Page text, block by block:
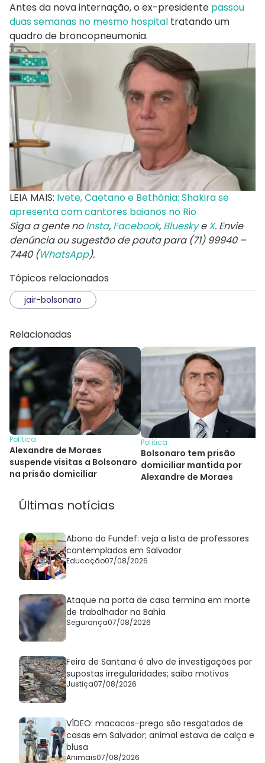
Antes da nova internação, o ex-presidente passou
duas semanas no mesmo hospital tratando um
quadro de broncopneumonia.
LEIA MAIS: Ivete, Caetano e Bethânia: Shakira se
apresenta com cantores baianos no Rio
Siga a gente noInsta, Facebook, BlueskyeX. Envie
denúncia ou sugestão de pauta para (71) 99940 –
7440 (WhatsApp).
Tópicos relacionados
jair-bolsonaro
Relacionadas
Política
Alexandre de Moraes
suspende visitas a Bolsonaro
na prisão domiciliar
Política
Bolsonaro tem prisão
domiciliar mantida por
Alexandre de Moraes
Últimas notícias
Abono do Fundef: veja a lista de professores
contemplados em Salvador
Educação07/08/2026
Ataque na porta de casa termina em morte
de trabalhador na Bahia
Segurança07/08/2026
Feira de Santana é alvo de investigações por
supostas irregularidades; saiba motivos
Justiça07/08/2026
VÍDEO: macacos-prego são resgatados de
casas em Salvador; animal estava de calça e
blusa
Animais07/08/2026